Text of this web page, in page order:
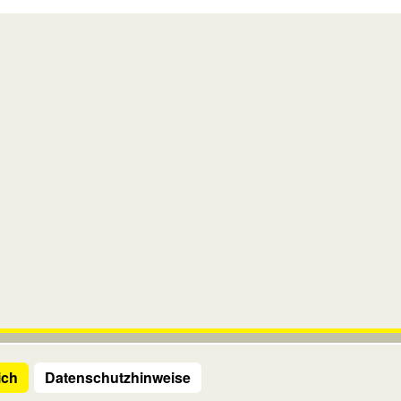
Datenschutzhinweise